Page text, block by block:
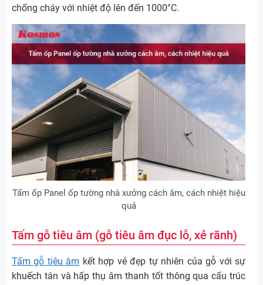
chống cháy với nhiệt độ lên đến 1000°C.
Tấm ốp Panel ốp tường nhà xưởng cách âm, cách nhiệt hiệu
quả
Tấm gỗ tiêu âm (gỗ tiêu âm đục lỗ, xẻ rãnh)
Tấm gỗ tiêu âm kết hợp vẻ đẹp tự nhiên của gỗ với sự
khuếch tán và hấp thụ âm thanh tốt thông qua cấu trúc